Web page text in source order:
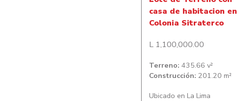
casa de habitacion en
Colonia Sitraterco
L 1,100,000.00
Terreno: 435.66 v²
Construcción: 201.20 m²
Ubicado en La Lima